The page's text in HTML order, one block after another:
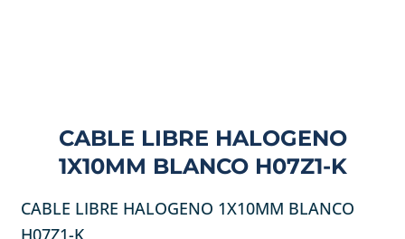
CABLE LIBRE HALOGENO
1X10MM BLANCO H07Z1-K
CABLE LIBRE HALOGENO 1X10MM BLANCO
H07Z1-K